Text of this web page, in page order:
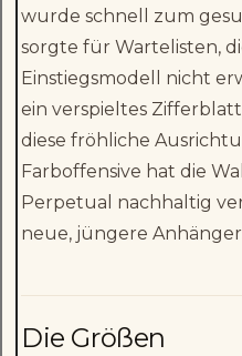
wurde schnell zum
sorgte für Wartelisten,
Einstiegsmodell nicht
ein verspieltes
diese fröhliche
Farboffensive hat die
Perpetual nachhaltig
neue, jüngere
Die Größen